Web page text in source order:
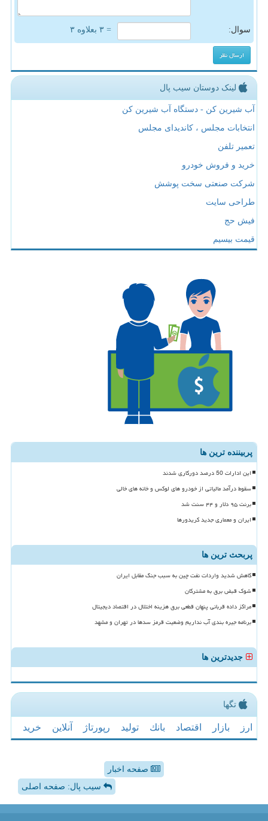
سوال: = ۳ بعلاوه ۳
لینک دوستان سیب پال
آب شیرین کن - دستگاه آب شیرین کن
انتخابات مجلس ، کاندیدای مجلس
تعمیر تلفن
خرید و فروش خودرو
شرکت صنعتی سخت پوشش
طراحی سایت
فیش حج
قیمت بیسیم
پربیننده ترین ها
این ادارات 50 درصد دورکاری شدند
سقوط درآمد مالیاتی از خودرو های لوکس و خانه های خالی
برنت ۹۵ دلار و ۴۴ سنت شد
ایران و معماری جدید کریدورها
پربحث ترین ها
کاهش شدید واردات نفت چین به سبب جنگ مقابل ایران
شوک قبض برق به مشترکان
مراکز داده قربانی پنهان قطعی برق هزینه اختلال در اقتصاد دیجیتال
برنامه جیره بندی آب نداریم وضعیت قرمز سدها در تهران و مشهد
جدیدترین ها
تگها
ارز بازار اقتصاد بانك تولید رپورتاژ آنلاین خرید
صفحه اخبار
سیب پال: صفحه اصلی